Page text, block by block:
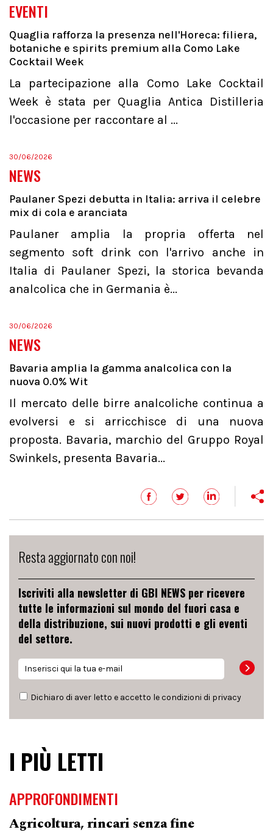
EVENTI
Quaglia rafforza la presenza nell'Horeca: filiera,
botaniche e spirits premium alla Como Lake
Cocktail Week
La partecipazione alla Como Lake Cocktail
Week è stata per Quaglia Antica Distilleria
l'occasione per raccontare al ...
30/06/2026
NEWS
Paulaner Spezi debutta in Italia: arriva il celebre
mix di cola e aranciata
Paulaner amplia la propria offerta nel
segmento soft drink con l'arrivo anche in
Italia di Paulaner Spezi, la storica bevanda
analcolica che in Germania è...
30/06/2026
NEWS
Bavaria amplia la gamma analcolica con la
nuova 0.0% Wit
Il mercato delle birre analcoliche continua a
evolversi e si arricchisce di una nuova
proposta. Bavaria, marchio del Gruppo Royal
Swinkels, presenta Bavaria...
Resta aggiornato con noi!
Iscriviti alla newsletter di GBI NEWS per ricevere
tutte le informazioni sul mondo del fuori casa e
della distribuzione, sui nuovi prodotti e gli eventi
del settore.
Dichiaro di aver letto e accetto le condizioni di privacy
I PIÙ LETTI
APPROFONDIMENTI
Agricoltura, rincari senza fine